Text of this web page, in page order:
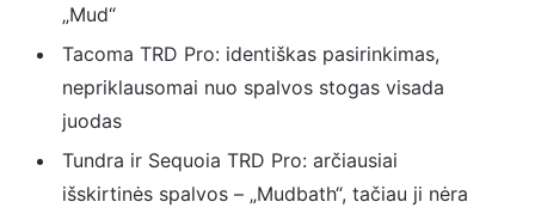
„Mud“
Tacoma TRD Pro: identiškas pasirinkimas,
nepriklausomai nuo spalvos stogas visada
juodas
Tundra ir Sequoia TRD Pro: arčiausiai
išskirtinės spalvos – „Mudbath“, tačiau ji nėra